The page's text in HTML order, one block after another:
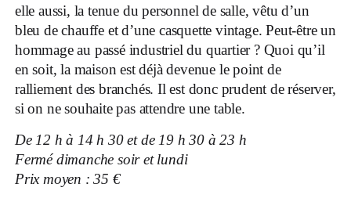
elle aussi, la tenue du personnel de salle, vêtu d’un
bleu de chauffe et d’une casquette vintage. Peut-être un
hommage au passé industriel du quartier ? Quoi qu’il
en soit, la maison est déjà devenue le point de
ralliement des branchés. Il est donc prudent de réserver,
si on ne souhaite pas attendre une table.
De 12 h à 14 h 30 et de 19 h 30 à 23 h
Fermé dimanche soir et lundi
Prix moyen : 35 €